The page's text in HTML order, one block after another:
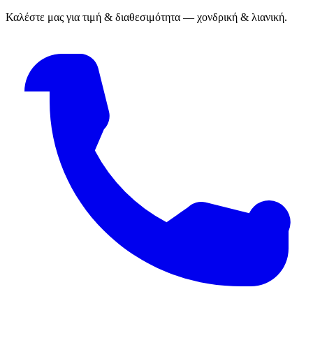
Καλέστε μας για τιμή & διαθεσιμότητα — χονδρική & λιανική.